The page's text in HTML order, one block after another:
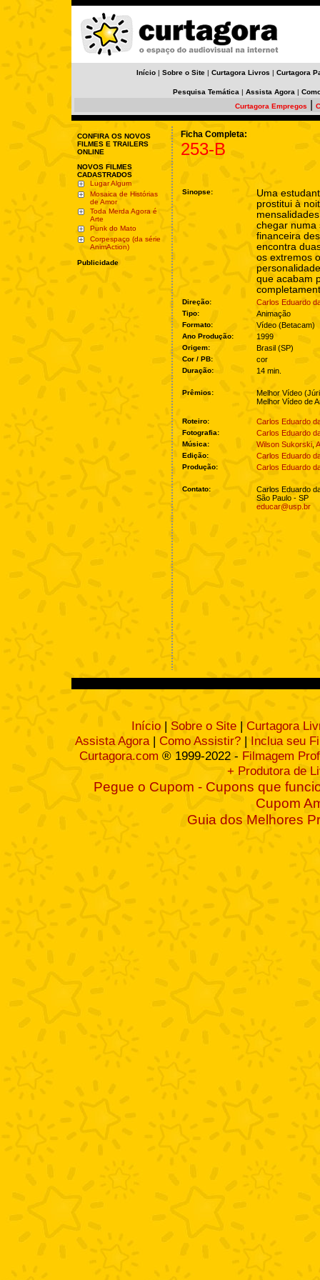
Início | Sobre o Site | Curtagora Livros | Curtagora
Pesquisa Temática | Assista Agora |
Curtagora Empregos
CONFIRA OS NOVOS
FILMES E TRAILERS
ONLINE
NOVOS FILMES
CADASTRADOS
Lugar Algum
Mosaica de Histórias
de Amor
Toda Merda Agora é
Arte
Punk do Mato
Corpespaço (da série
AnimAction)
Publicidade
Ficha Completa:
253-B
Sinopse:
Uma
prostitui à
chegar numa
financeira
encontra
os extremos
que acabam
Direção: Carlos Eduardo
Tipo: Animação
Formato: Vídeo (Betacam)
Ano Produção: 1999
Origem: Brasil (SP)
Cor / PB: cor
Duração: 14 min.
Prêmios:
Melhor Vídeo
Melhor Vídeo de
Roteiro: Carlos Eduardo
Fotografia: Carlos Eduardo
Música: Wilson Sukorski
Edição: Carlos Eduardo
Produção: Carlos Eduardo
Contato:
Carlos Eduardo
São Paulo - SP
educar@usp.br
Início | Sobre o Site | Curtagora
Assista Agora| Como Assistir? | Inclua seu
Curtagora.com ® 1999-2022 - Filmagem
+ Produtora de
Pegue o Cupom - Cupons que
Cupom
Guia dos Melhores